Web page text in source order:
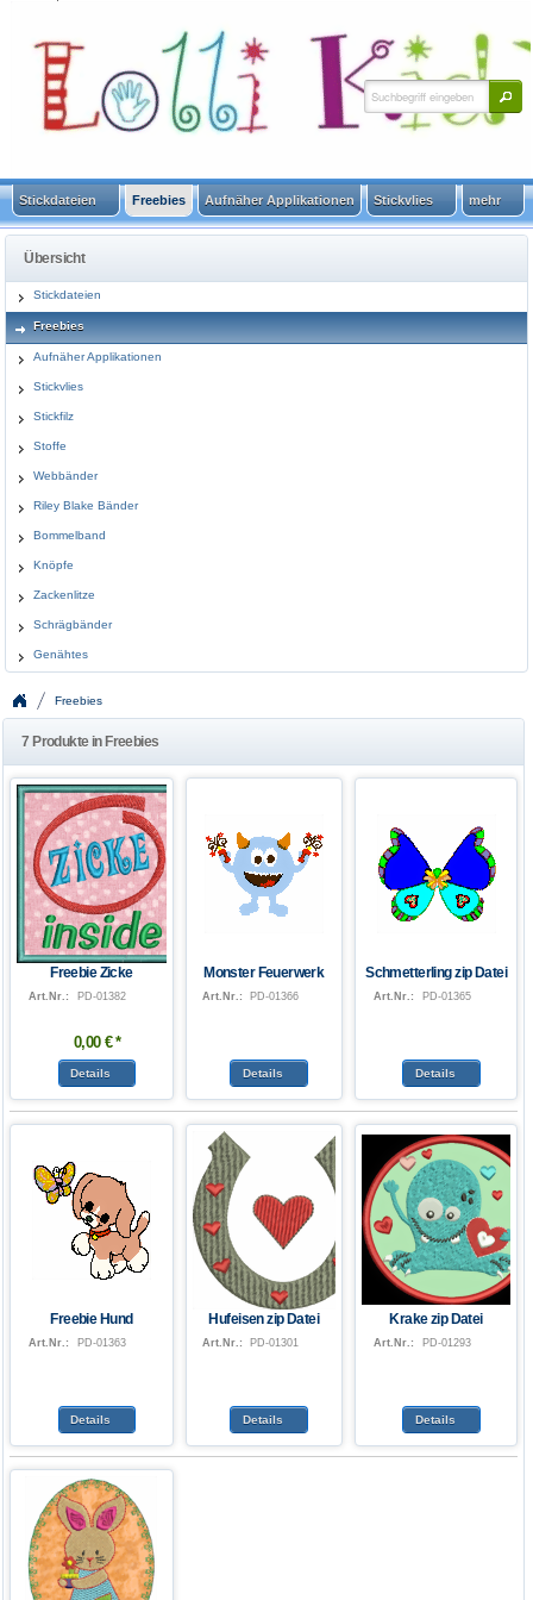
Stickdateien Freebies Aufnäher Applikationen Stickvlies mehr
Übersicht
Stickdateien
Freebies
Aufnäher Applikationen
Stickvlies
Stickfilz
Stoffe
Webbänder
Riley Blake Bänder
Bommelband
Knöpfe
Zackenlitze
Schrägbänder
Genähtes
Freebies
7 Produkte in Freebies
Freebie Zicke
Art.Nr.: PD-01382
0,00 €*
Details
Monster Feuerwerk
Art.Nr.: PD-01366
Details
Schmetterling zip Datei
Art.Nr.: PD-01365
Details
Freebie Hund
Art.Nr.: PD-01363
Details
Hufeisen zip Datei
Art.Nr.: PD-01301
Details
Krake zip Datei
Art.Nr.: PD-01293
Details